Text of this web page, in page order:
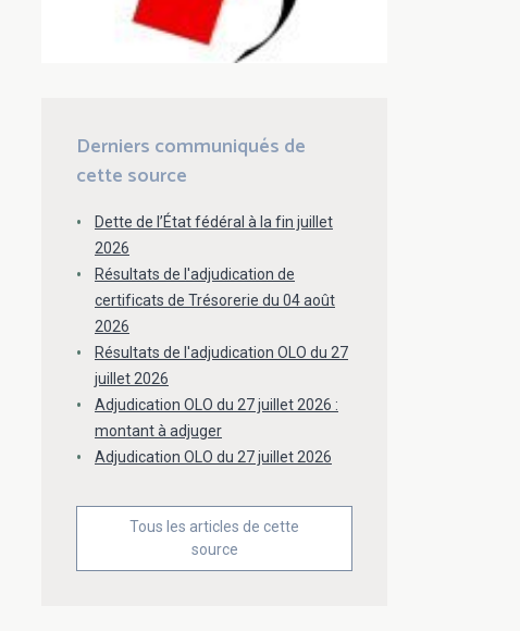
Derniers communiqués de
cette source
Dette de l’État fédéral à la fin juillet
2026
Résultats de l'adjudication de
certificats de Trésorerie du 04 août
2026
Résultats de l'adjudication OLO du 27
juillet 2026
Adjudication OLO du 27 juillet 2026 :
montant à adjuger
Adjudication OLO du 27 juillet 2026
Tous les articles de cette
source